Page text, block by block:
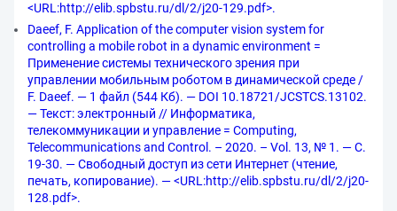
<URL:http://elib.spbstu.ru/dl/2/j20-129.pdf>.
Daeef, F. Application of the computer vision system for
controlling a mobile robot in a dynamic environment =
Применение системы технического зрения при
управлении мобильным роботом в динамической среде /
F. Daeef. — 1 файл (544 Кб). — DOI 10.18721/JCSTCS.13102.
— Текст: электронный // Информатика,
телекоммуникации и управление = Computing,
Telecommunications and Control. – 2020. – Vol. 13, № 1. — С.
19-30. — Свободный доступ из сети Интернет (чтение,
печать, копирование). — <URL:http://elib.spbstu.ru/dl/2/j20-
128.pdf>.